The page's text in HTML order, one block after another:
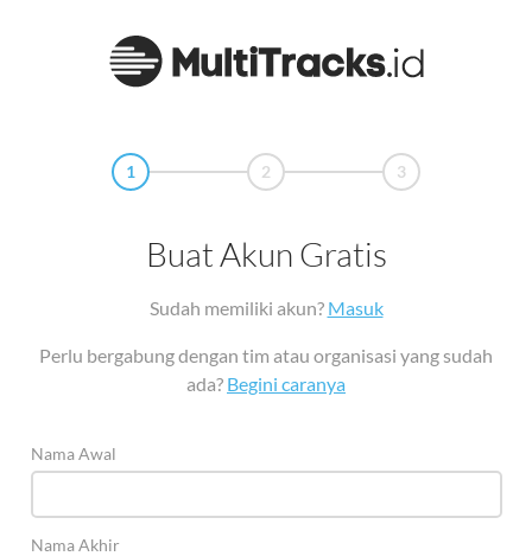
1 2 3
Buat Akun Gratis
Sudah memiliki akun? Masuk
Perlu bergabung dengan tim atau organisasi yang sudah
ada? Begini caranya
Nama Awal
Nama Akhir